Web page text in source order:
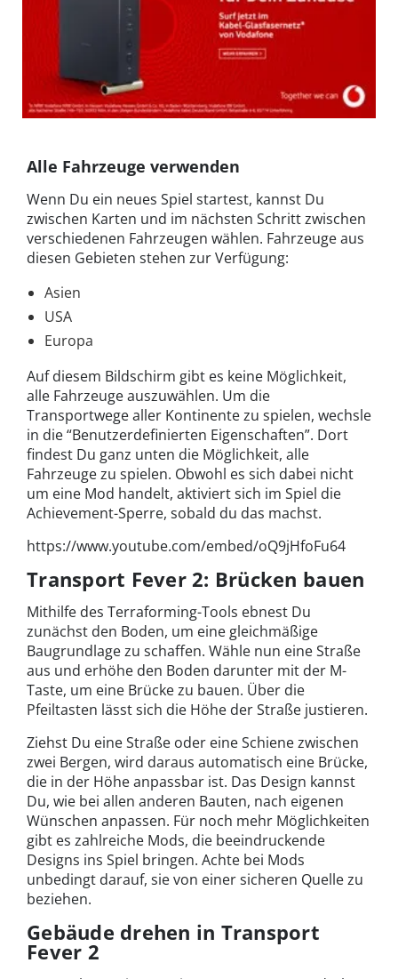
Alle Fahrzeuge verwenden
Wenn Du ein neues Spiel startest, kannst Du
zwischen Karten und im nächsten Schritt zwischen
verschiedenen Fahrzeugen wählen. Fahrzeuge aus
diesen Gebieten stehen zur Verfügung:
Asien
USA
Europa
Auf diesem Bildschirm gibt es keine Möglichkeit,
alle Fahrzeuge auszuwählen. Um die
Transportwege aller Kontinente zu spielen, wechsle
in die “Benutzerdefinierten Eigenschaften”. Dort
findest Du ganz unten die Möglichkeit, alle
Fahrzeuge zu spielen. Obwohl es sich dabei nicht
um eine Mod handelt, aktiviert sich im Spiel die
Achievement-Sperre, sobald du das machst.
https://www.youtube.com/embed/oQ9jHfoFu64
Transport Fever 2: Brücken bauen
Mithilfe des Terraforming-Tools ebnest Du
zunächst den Boden, um eine gleichmäßige
Baugrundlage zu schaffen. Wähle nun eine Straße
aus und erhöhe den Boden darunter mit der M-
Taste, um eine Brücke zu bauen. Über die
Pfeiltasten lässt sich die Höhe der Straße justieren.
Ziehst Du eine Straße oder eine Schiene zwischen
zwei Bergen, wird daraus automatisch eine Brücke,
die in der Höhe anpassbar ist. Das Design kannst
Du, wie bei allen anderen Bauten, nach eigenen
Wünschen anpassen. Für noch mehr Möglichkeiten
gibt es zahlreiche Mods, die beeindruckende
Designs ins Spiel bringen. Achte bei Mods
unbedingt darauf, sie von einer sicheren Quelle zu
beziehen.
Gebäude drehen in Transport
Fever 2